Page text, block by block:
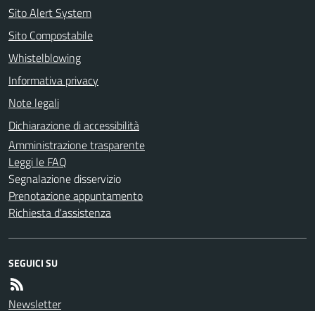
Sito Alert System
Sito Compostabile
Whistelblowing
Informativa privacy
Note legali
Dichiarazione di accessibilità
Amministrazione trasparente
Leggi le FAQ
Segnalazione disservizio
Prenotazione appuntamento
Richiesta d'assistenza
SEGUICI SU
Newsletter